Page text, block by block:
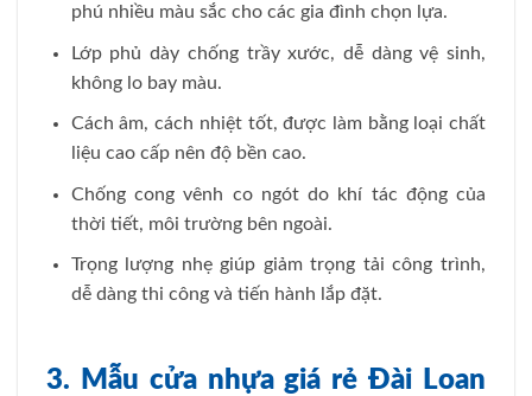
phú nhiều màu sắc cho các gia đình chọn lựa.
Lớp phủ dày chống trầy xước, dễ dàng vệ sinh,
không lo bay màu.
Cách âm, cách nhiệt tốt, được làm bằng loại chất
liệu cao cấp nên độ bền cao.
Chống cong vênh co ngót do khí tác động của
thời tiết, môi trường bên ngoài.
Trọng lượng nhẹ giúp giảm trọng tải công trình,
dễ dàng thi công và tiến hành lắp đặt.
3. Mẫu cửa nhựa giá rẻ Đài Loan